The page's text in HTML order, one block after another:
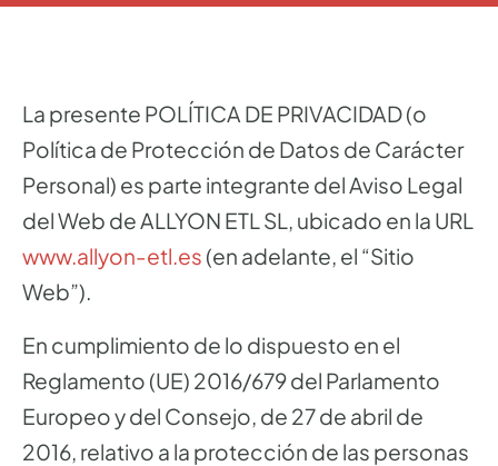
La presente POLÍTICA DE PRIVACIDAD (o
Política de Protección de Datos de Carácter
Personal) es parte integrante del Aviso Legal
del Web de ALLYON ETL SL, ubicado en la URL
www.allyon-etl.es (en adelante, el “Sitio
Web”).
En cumplimiento de lo dispuesto en el
Reglamento (UE) 2016/679 del Parlamento
Europeo y del Consejo, de 27 de abril de
2016, relativo a la protección de las personas